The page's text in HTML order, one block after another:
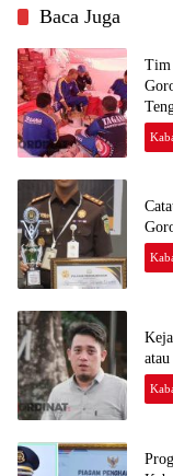
Baca Juga
Tim